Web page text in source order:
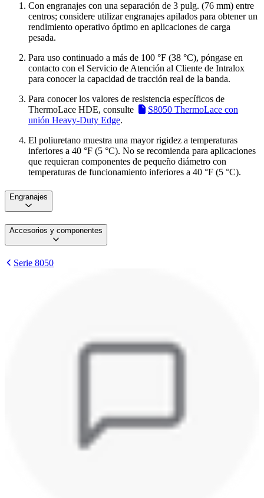
Con engranajes con una separación de 3 pulg. (76 mm) entre
centros; considere utilizar engranajes apilados para obtener un
rendimiento operativo óptimo en aplicaciones de carga
pesada.
Para uso continuado a más de 100 °F (38 °C), póngase en
contacto con el Servicio de Atención al Cliente de Intralox
para conocer la capacidad de tracción real de la banda.
Para conocer los valores de resistencia específicos de
ThermoLace HDE, consulte
S8050 ThermoLace con
unión Heavy-Duty Edge.
El poliuretano muestra una mayor rigidez a temperaturas
inferiores a 40 °F (5 °C). No se recomienda para aplicaciones
que requieran componentes de pequeño diámetro con
temperaturas de funcionamiento inferiores a 40 °F (5 °C).
Engranajes
Accesorios y componentes
Serie 8050